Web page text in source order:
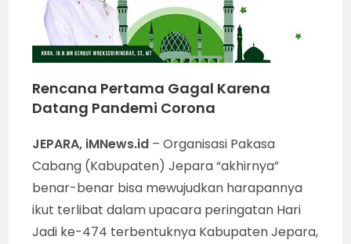
Rencana Pertama Gagal Karena
Datang Pandemi Corona
JEPARA, iMNews.id – Organisasi Pakasa
Cabang (Kabupaten) Jepara “akhirnya”
benar-benar bisa mewujudkan harapannya
ikut terlibat dalam upacara peringatan Hari
Jadi ke-474 terbentuknya Kabupaten Jepara,